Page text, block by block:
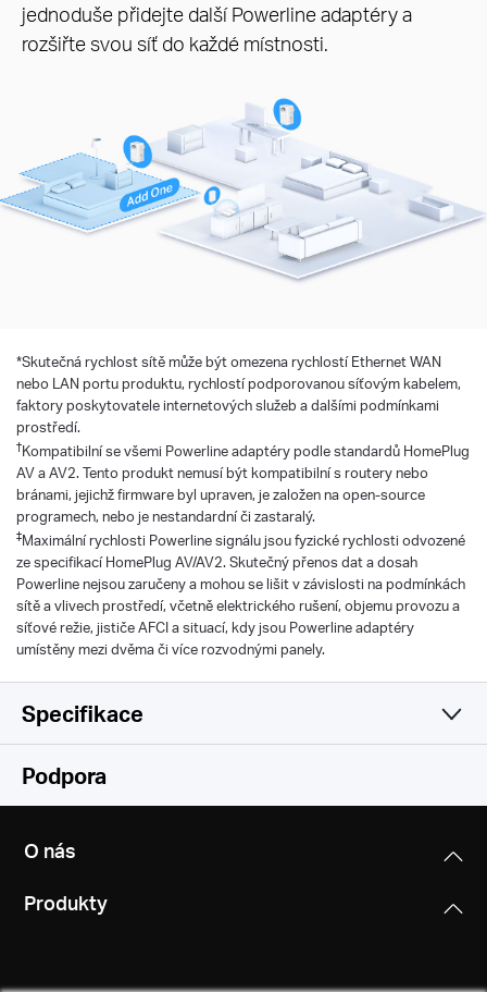
jednoduše přidejte další Powerline adaptéry a
rozšiřte svou síť do každé místnosti.
*Skutečná rychlost sítě může být omezena rychlostí Ethernet WAN
nebo LAN portu produktu, rychlostí podporovanou síťovým kabelem,
faktory poskytovatele internetových služeb a dalšími podmínkami
prostředí.
†Kompatibilní se všemi Powerline adaptéry podle standardů HomePlug
AV a AV2. Tento produkt nemusí být kompatibilní s routery nebo
bránami, jejichž firmware byl upraven, je založen na open-source
programech, nebo je nestandardní či zastaralý.
‡Maximální rychlosti Powerline signálu jsou fyzické rychlosti odvozené
ze specifikací HomePlug AV/AV2. Skutečný přenos dat a dosah
Powerline nejsou zaručeny a mohou se lišit v závislosti na podmínkách
sítě a vlivech prostředí, včetně elektrického rušení, objemu provozu a
síťové režie, jističe AFCI a situací, kdy jsou Powerline adaptéry
umístěny mezi dvěma či více rozvodnými panely.
Specifikace
Software
OFDM (PLC)
Security
58 × 42 × 95 mm
Podpora
O nás
Produkty